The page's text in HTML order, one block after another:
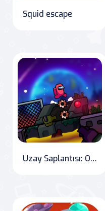
Squid escape
Uzay Saplantısı: Oyun Içinde Oyna